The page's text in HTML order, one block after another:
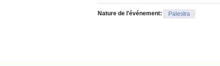
Nature de l'événement: Palestra